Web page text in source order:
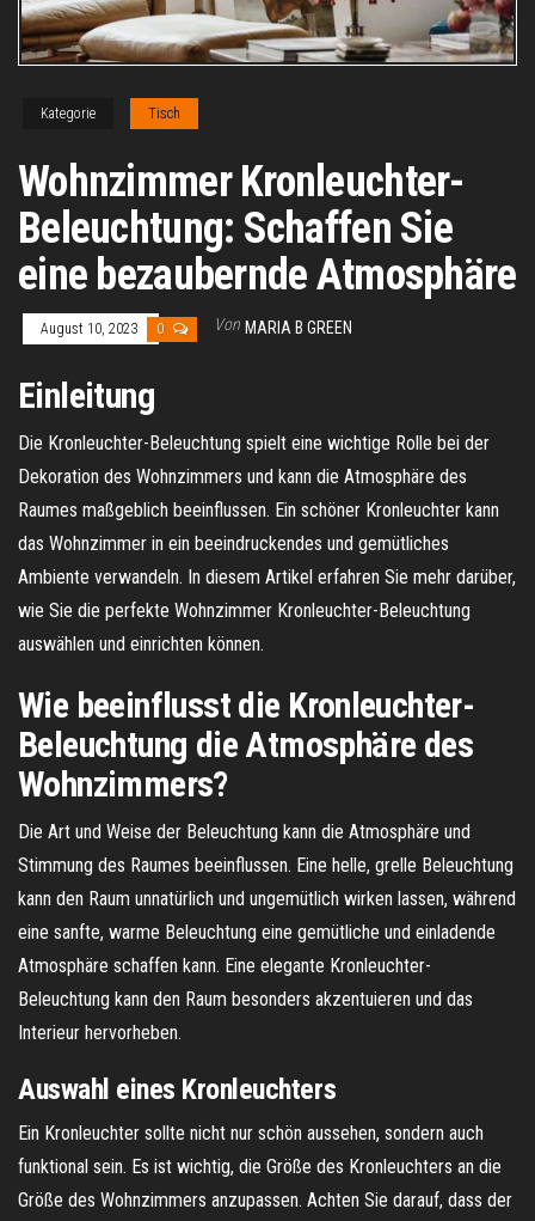
Kategorie Tisch
Wohnzimmer Kronleuchter-
Beleuchtung: Schaffen Sie
eine bezaubernde Atmosphäre
August 10, 2023 0 Von MARIA B GREEN
Einleitung
Die Kronleuchter-Beleuchtung spielt eine wichtige Rolle bei der
Dekoration des Wohnzimmers und kann die Atmosphäre des
Raumes maßgeblich beeinflussen. Ein schöner Kronleuchter kann
das Wohnzimmer in ein beeindruckendes und gemütliches
Ambiente verwandeln. In diesem Artikel erfahren Sie mehr darüber,
wie Sie die perfekte Wohnzimmer Kronleuchter-Beleuchtung
auswählen und einrichten können.
Wie beeinflusst die Kronleuchter-
Beleuchtung die Atmosphäre des
Wohnzimmers?
Die Art und Weise der Beleuchtung kann die Atmosphäre und
Stimmung des Raumes beeinflussen. Eine helle, grelle Beleuchtung
kann den Raum unnatürlich und ungemütlich wirken lassen, während
eine sanfte, warme Beleuchtung eine gemütliche und einladende
Atmosphäre schaffen kann. Eine elegante Kronleuchter-
Beleuchtung kann den Raum besonders akzentuieren und das
Interieur hervorheben.
Auswahl eines Kronleuchters
Ein Kronleuchter sollte nicht nur schön aussehen, sondern auch
funktional sein. Es ist wichtig, die Größe des Kronleuchters an die
Größe des Wohnzimmers anzupassen. Achten Sie darauf, dass der